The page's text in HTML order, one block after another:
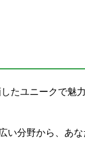
たユニークで
分野から、あ